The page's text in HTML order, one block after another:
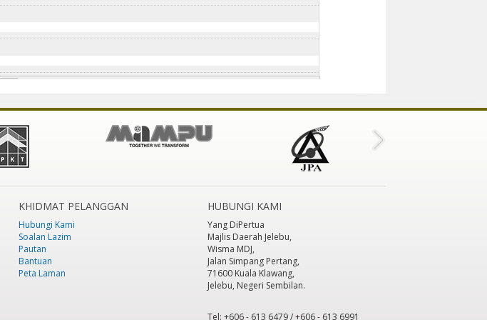
KHIDMAT PELANGGAN
Hubungi Kami
Soalan Lazim
Pautan
Bantuan
Peta Laman
HUBUNGI KAMI
Yang DiPertua
Majlis Daerah Jelebu,
Wisma MDJ,
Jalan Simpang Pertang,
71600 Kuala Klawang,
Jelebu, Negeri Sembilan.
Tel: +606 - 613 6479 / +606 - 613 6991